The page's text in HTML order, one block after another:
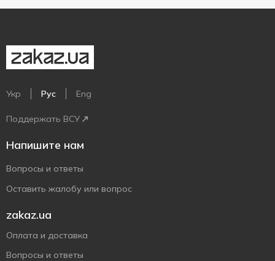
Укр Рус Eng
Поддержать ВСУ
Напишите нам
Вопросы и ответы
Оставить жалобу или вопрос
zakaz.ua
Оплата и доставка
Вопросы и ответы